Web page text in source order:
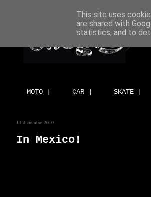
MOTO | CAR | SKATE |
13 diciembre 2010
In Mexico!
This site uses
are shared with
statistics, and to